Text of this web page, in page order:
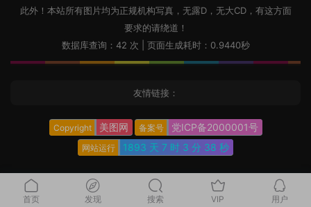
此外！本站所有图片均为正规机构写真，无露D，无大CD，有这方面
要求的请绕道！
数据库查询：42 次 | 页面生成耗时：0.9440秒
友情链接：
Copyright 美图网 备案号 党ICP备2000001号
网站运行 1893 天 7 时 3 分 39 秒
首页 发现 搜索 VIP 用户